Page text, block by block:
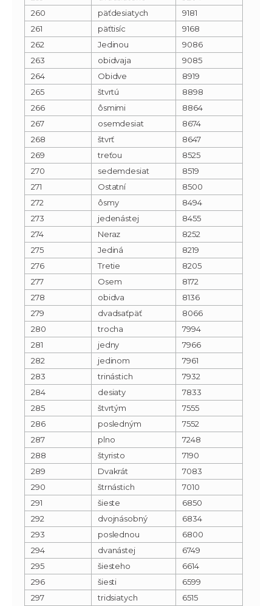
260
päťdesiatych
9181
261
päťtisíc
9168
262
Jedinou
9086
263
obidvaja
9085
264
Obidve
8919
265
štvrtú
8898
266
ôsmimi
8864
267
osemdesiat
8674
268
štvrť
8647
269
treťou
8525
270
sedemdesiat
8519
271
Ostatní
8500
272
ôsmy
8494
273
jedenástej
8455
274
Neraz
8252
275
Jediná
8219
276
Tretie
8205
277
Osem
8172
278
obidva
8136
279
dvadsaťpäť
8066
280
trocha
7994
281
jedny
7966
282
jedinom
7961
283
trinástich
7932
284
desiaty
7833
285
štvrtým
7555
286
posledným
7552
287
plno
7248
288
štyristo
7190
289
Dvakrát
7083
290
štrnástich
7010
291
šieste
6850
292
dvojnásobný
6834
293
poslednou
6800
294
dvanástej
6749
295
šiesteho
6614
296
šiesti
6599
297
tridsiatych 6515